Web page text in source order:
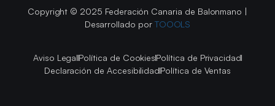
Copyright © 2025 Federación Canaria de Balonmano |
Desarrollado por TOOOLS
Aviso LegalPolítica de CookiesPolítica de Privacidad
Declaración de AccesibilidadPolítica de Ventas